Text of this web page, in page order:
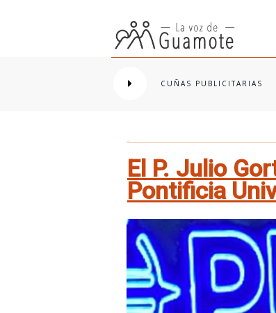
CUÑAS PUBLICITARIAS
El P. Julio
Pontificia